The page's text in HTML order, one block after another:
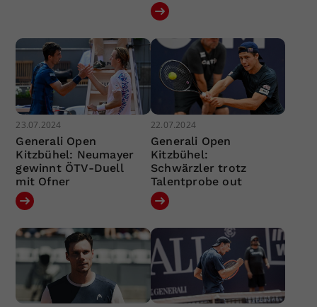
23.07.2024
Generali Open
Kitzbühel: Neumayer
gewinnt ÖTV-Duell
mit Ofner
22.07.2024
Generali Open
Kitzbühel:
Schwärzler trotz
Talentprobe out